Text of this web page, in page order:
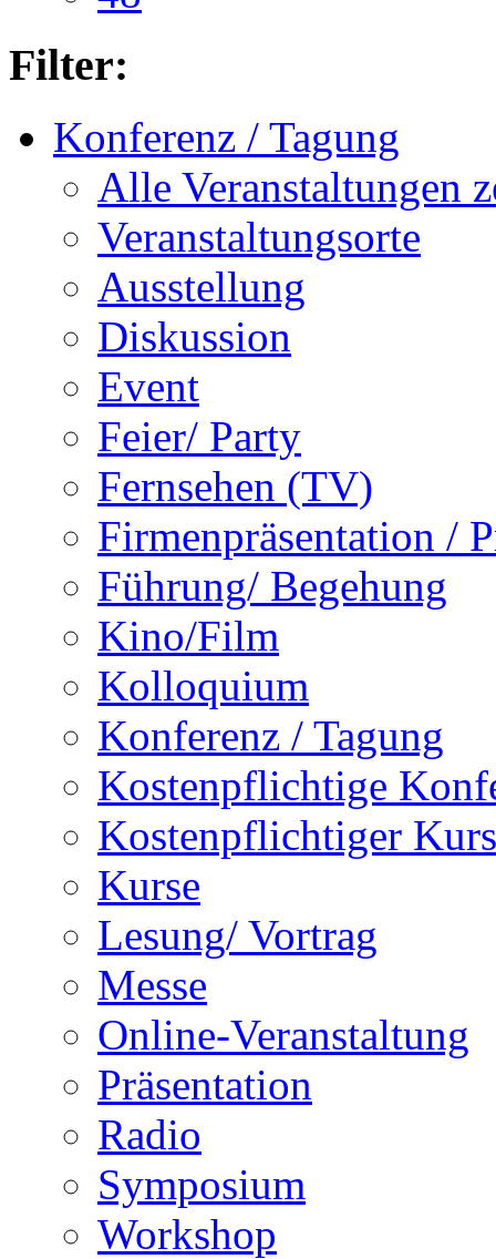
Filter:
Konferenz / Tagung
Alle Veranstaltungen
Veranstaltungsorte
Ausstellung
Diskussion
Event
Feier/ Party
Fernsehen (TV)
Firmenpräsentation /
Führung/ Begehung
Kino/Film
Kolloquium
Konferenz / Tagung
Kostenpflichtige
Kostenpflichtiger Kurs
Kurse
Lesung/ Vortrag
Messe
Online-Veranstaltung
Präsentation
Radio
Symposium
Workshop